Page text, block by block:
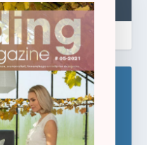
e-newsletter.